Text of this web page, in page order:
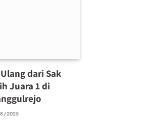
dari Sak
Juara 1 di
2025